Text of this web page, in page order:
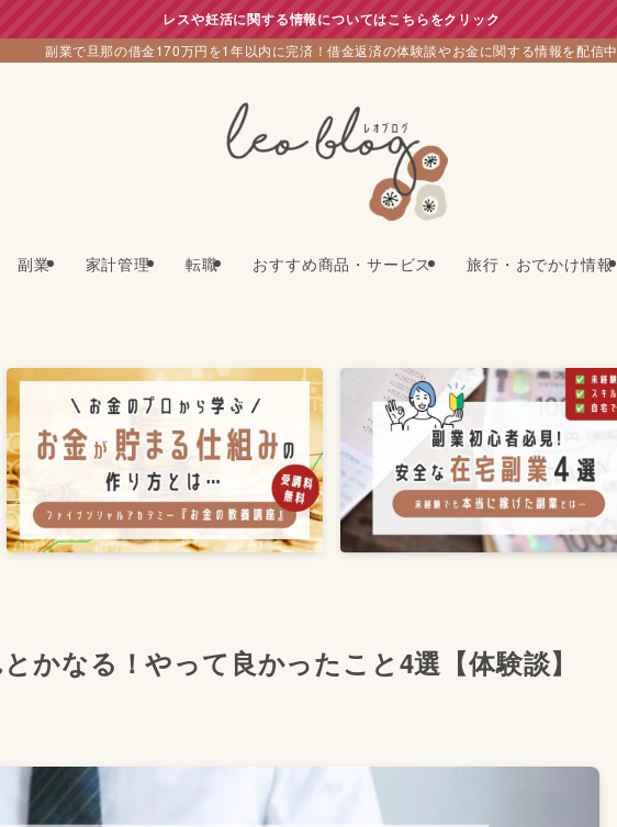
レスや妊活に関する情報についてはこちらをクリック
副業で旦那の借金170万円を1年以内に完済！借金返済の体験談やお金に関する情報を配信中
副業 家計管理 転職 おすすめ商品・サービス 旅行・おでかけ情報
かなる！やって良かったこと4選【体験談】